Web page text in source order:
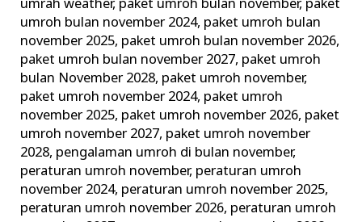
umrah weather, paket umroh bulan november, paket
umroh bulan november 2024, paket umroh bulan
november 2025, paket umroh bulan november 2026,
paket umroh bulan november 2027, paket umroh
bulan November 2028, paket umroh november,
paket umroh november 2024, paket umroh
november 2025, paket umroh november 2026, paket
umroh november 2027, paket umroh november
2028, pengalaman umroh di bulan november,
peraturan umroh november, peraturan umroh
november 2024, peraturan umroh november 2025,
peraturan umroh november 2026, peraturan umroh